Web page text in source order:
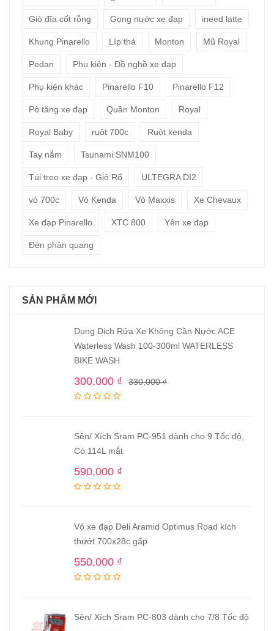
Giò đĩa cốt rỗng Gọng nước xe đạp ineed latte
Khung Pinarello Líp thả Monton Mũ Royal
Pedan Phụ kiện - Đồ nghề xe đạp
Phụ kiện khác Pinarello F10 Pinarello F12
Pô tăng xe đạp Quần Monton Royal
Royal Baby ruột 700c Ruột kenda
Tay nắm Tsunami SNM100
Túi treo xe đạp - Giỏ Rổ ULTEGRA DI2
vỏ 700c Vỏ Kenda Vỏ Maxxis Xe Chevaux
Xe đạp Pinarello XTC 800 Yên xe đạp
Đèn phản quang
SẢN PHẨM MỚI
Dung Dịch Rửa Xe Không Cần Nước ACE
Waterless Wash 100-300ml WATERLESS
BIKE WASH
330,000₫
300,000 ₫
Sên/ Xích Sram PC-951 dành cho 9 Tốc độ,
Có 114L mắt
590,000 ₫
Vỏ xe đạp Deli Aramid Optimus Road kích
thướt 700x28c gấp
550,000 ₫
Sên/ Xích Sram PC-803 dành cho 7/8 Tốc độ